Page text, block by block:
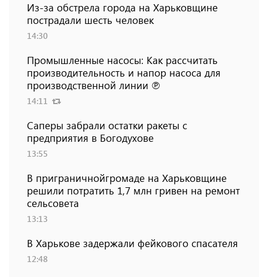
Из-за обстрела города на Харьковщине
пострадали шесть человек
14:30
Промышленные насосы: Как рассчитать
производительность и напор насоса для
производственной линии ℗
14:11
Саперы забрали остатки ракеты с
предприятия в Богодухове
13:55
В приграничнойгромаде на Харьковщине
решили потратить 1,7 млн ​​гривен на ремонт
сельсовета
13:13
В Харькове задержали фейкового спасателя
12:48